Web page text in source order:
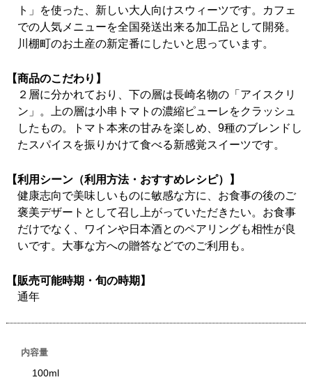
ト」を使った、新しい大人向けスウィーツです。カフェ
での人気メニューを全国発送出来る加工品として開発。
川棚町のお土産の新定番にしたいと思っています。
【商品のこだわり】
２層に分かれており、下の層は長崎名物の「アイスクリ
ン」。上の層は小串トマトの濃縮ピューレをクラッシュ
したもの。トマト本来の甘みを楽しめ、9種のブレンドし
たスパイスを振りかけて食べる新感覚スイーツです。
【利用シーン（利用方法・おすすめレシピ）】
健康志向で美味しいものに敏感な方に、お食事の後のご
褒美デザートとして召し上がっていただきたい。お食事
だけでなく、ワインや日本酒とのペアリングも相性が良
いです。大事な方への贈答などでのご利用も。
【販売可能時期・旬の時期】
通年
内容量
100ml